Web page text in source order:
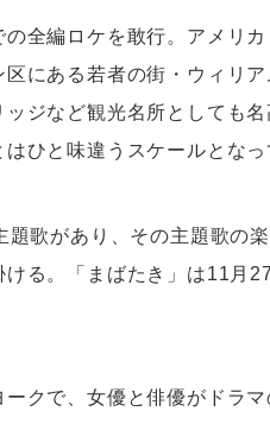
全編ロケを敢行。アメリカ
にある若者の街・ウィリ
ジなど観光名所としても
ひと味違うスケールとなっ
歌があり、その主題歌の
る。「まばたき」は11月
クで、女優と俳優がドラ